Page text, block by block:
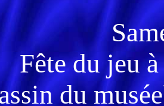
30
jeu à
du